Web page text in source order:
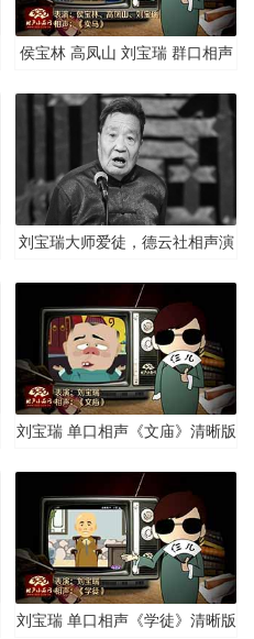
侯宝林 高凤山 刘宝瑞 群口相声
刘宝瑞大师爱徒，德云社相声演
世
刘宝瑞 单口相声《文庙》清晰版
刘宝瑞 单口相声《学徒》清晰版